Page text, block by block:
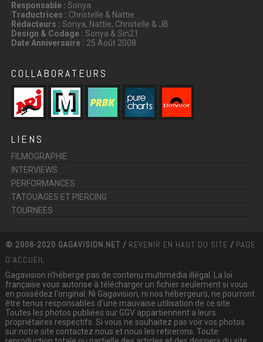
Responsable : Sonya
Traductrices : Christelle & Nattie
Rédacteurs : Sonya, Nattie, Christelle & JB
Design & Codage : Sonya & Sin21
Date Anniversaire : 25 Août 2008
COLLABORATEURS
LIENS
FILMOGRAPHIE
INTERVIEWS
PERFORMANCES
TATOUAGES ET PIERCING
TOURNEES
© 2008-2020 GAGAVISION.NET / REVENIR EN HAUT DU SITE / PAGE
D'ACCUEIL
Gagavision n'héberge pas de contenu multimédia illégal. La loi
française vous autorise à télécharger un fichier seulement si vous
en possédez l'original. Ni Gagavision, ni nos hébergeurs, ne pourront
être tenus responsables d'une mauvaise utilisation de ce site.
Toutes les photos publiées sur GGV appartiennent a leurs
propriétaires respectifs. Si vous ne souhaitez pas voir vos photos
sur notre site contactez nous et nous les retirerons. Toute